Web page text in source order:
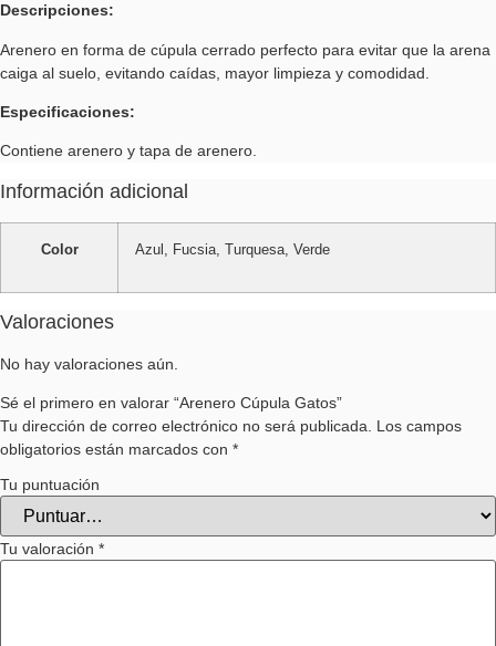
Descripciones:
Arenero en forma de cúpula cerrado perfecto para evitar que la arena
caiga al suelo, evitando caídas, mayor limpieza y comodidad.
Especificaciones:
Contiene arenero y tapa de arenero.
Información adicional
Color Azul, Fucsia, Turquesa, Verde
Valoraciones
No hay valoraciones aún.
Sé el primero en valorar “Arenero Cúpula Gatos”
Tu dirección de correo electrónico no será publicada.
Los campos
obligatorios están marcados con *
Tu puntuación
Tu valoración *